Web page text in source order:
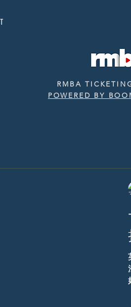
RMBA
POWERED BY